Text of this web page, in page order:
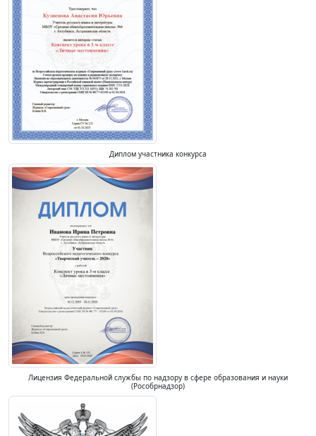
Диплом участника конкурса
Лицензия Федеральной службы по надзору в сфере образования и науки
(Рособрнадзор)